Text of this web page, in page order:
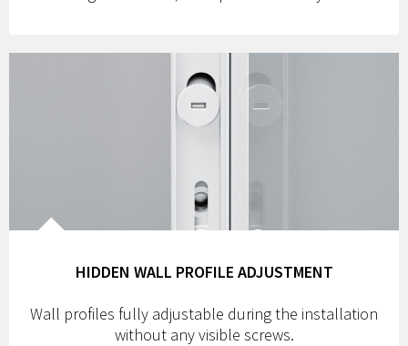
HIDDEN WALL PROFILE ADJUSTMENT
Wall profiles fully adjustable during the installation
without any visible screws.